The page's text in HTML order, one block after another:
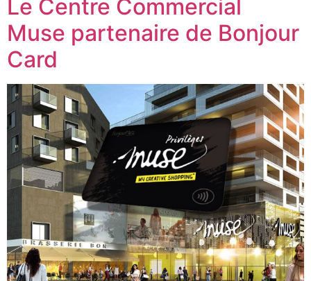
Le Centre Commercial
Muse partenaire de Bonjour
Card